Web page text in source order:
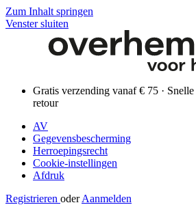
Zum Inhalt springen
Venster sluiten
Gratis verzending vanaf € 75 ·
retour
AV
Gegevensbescherming
Herroepingsrecht
Cookie-instellingen
Afdruk
Registrieren oder Aanmelden